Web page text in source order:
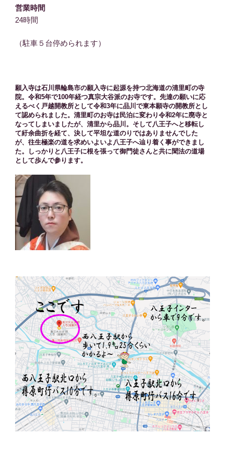
営業時間
24時間
（駐車５台停められます）
願入寺は石川県輪島市の願入寺に起源を持つ北海道の清里町の寺
院。令和5年で100年経つ真宗大谷派のお寺です。先達の願いに応
えるべく戸越開教所として令和3年に品川で東本願寺の開教所とし
て認められました。清里町のお寺は民泊に変わり令和2年に廃寺と
なってしまいましたが、清里から品川。そして八王子へと移転し
て紆余曲折を経て、決して平坦な道のりではありませんでした
が、往生極楽の道を求めいよいよ八王子へ辿り着く事ができまし
た。しっかりと八王子に根を張って御門徒さんと共に聞法の道場
として歩んで参ります。